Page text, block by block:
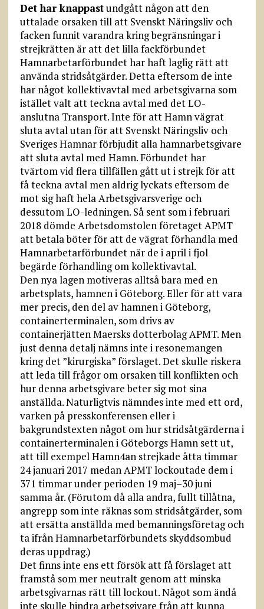
Det har knappastundgått någon att den
uttalade orsaken till att Svenskt Näringsliv och
facken funnit varandra kring begränsningar i
strejkrätten är att det lilla fackförbundet
Hamnarbetarförbundet har haft laglig rätt att
använda stridsåtgärder. Detta eftersom de inte
har något kollektivavtal med arbetsgivarna som
istället valt att teckna avtal med det LO-
anslutna Transport. Inte för att Hamn vägrat
sluta avtal utan för att Svenskt Näringsliv och
Sveriges Hamnar förbjudit alla hamnarbetsgivare
att sluta avtal med Hamn. Förbundet har
tvärtom vid flera tillfällen gått ut i strejk för att
få teckna avtal men aldrig lyckats eftersom de
mot sig haft hela Arbetsgivarsverige och
dessutom LO-ledningen. Så sent som i februari
2018 dömde Arbetsdomstolen företaget APMT
att betala böter för att de vägrat förhandla med
Hamnarbetarförbundet när de i april i fjol
begärde förhandling om kollektivavtal.
Den nya lagen motiveras alltså bara med en
arbetsplats, hamnen i Göteborg. Eller för att vara
mer precis, den del av hamnen i Göteborg,
containerterminalen, som drivs av
containerjätten Maersks dotterbolag APMT. Men
just denna detalj nämns inte i resonemangen
kring det ”kirurgiska” förslaget. Det skulle riskera
att leda till frågor om orsaken till konflikten och
hur denna arbetsgivare beter sig mot sina
anställda. Naturligtvis nämndes inte med ett ord,
varken på presskonferensen eller i
bakgrundstexten något om hur stridsåtgärderna i
containerterminalen i Göteborgs Hamn sett ut,
att till exempel Hamn4an strejkade åtta timmar
24 januari 2017 medan APMT lockoutade dem i
371 timmar under perioden 19 maj–30 juni
samma år. (Förutom då alla andra, fullt tillåtna,
angrepp som inte räknas som stridsåtgärder, som
att ersätta anställda med bemanningsföretag och
ta ifrån Hamnarbetarförbundets skyddsombud
deras uppdrag.)
Det finns inte ens ett försök att få förslaget att
framstå som mer neutralt genom att minska
arbetsgivarnas rätt till lockout. Något som ändå
inte skulle hindra arbetsgivare från att kunna